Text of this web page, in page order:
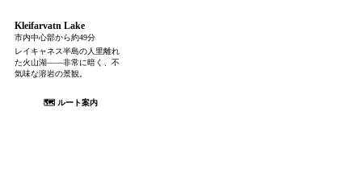
Kleifarvatn Lake
市内中心部から約49分
レイキャネス半島の人里離れ
た火山湖——非常に暗く、不
気味な溶岩の景観。
🗺 ルート案内